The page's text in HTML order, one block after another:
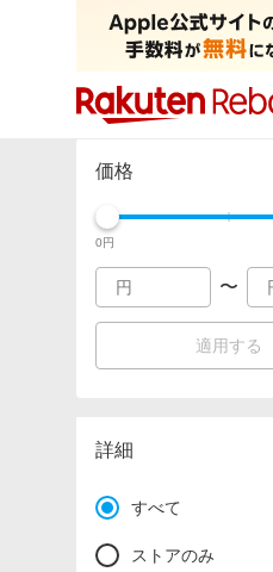
カテゴリー一覧
価格
0円
〜
適用する
詳細
すべて
ストアのみ